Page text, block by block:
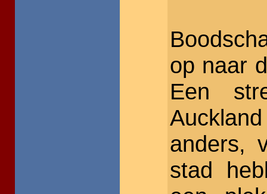
op naar
Een
anders,
stad